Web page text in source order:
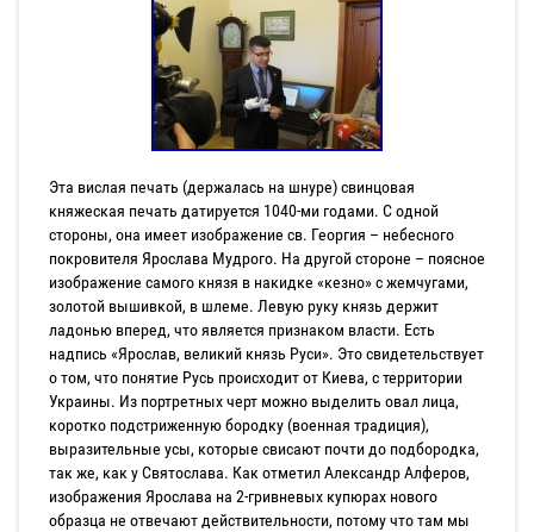
Эта вислая печать (держалась на шнуре) свинцовая
княжеская печать датируется 1040-ми годами. С одной
стороны, она имеет изображение св. Георгия – небесного
покровителя Ярослава Мудрого. На другой стороне – поясное
изображение самого князя в накидке «кезно» с жемчугами,
золотой вышивкой, в шлеме. Левую руку князь держит
ладонью вперед, что является признаком власти. Есть
надпись «Ярослав, великий князь Руси». Это свидетельствует
о том, что понятие Русь происходит от Киева, с территории
Украины. Из портретных черт можно выделить овал лица,
коротко подстриженную бородку (военная традиция),
выразительные усы, которые свисают почти до подбородка,
так же, как у Святослава. Как отметил Александр Алферов,
изображения Ярослава на 2-гривневых купюрах нового
образца не отвечают действительности, потому что там мы